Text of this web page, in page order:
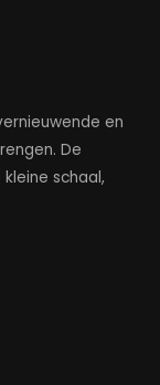
en
De
schaal,